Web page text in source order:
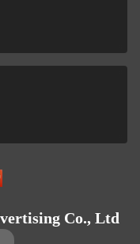
Co., Ltd